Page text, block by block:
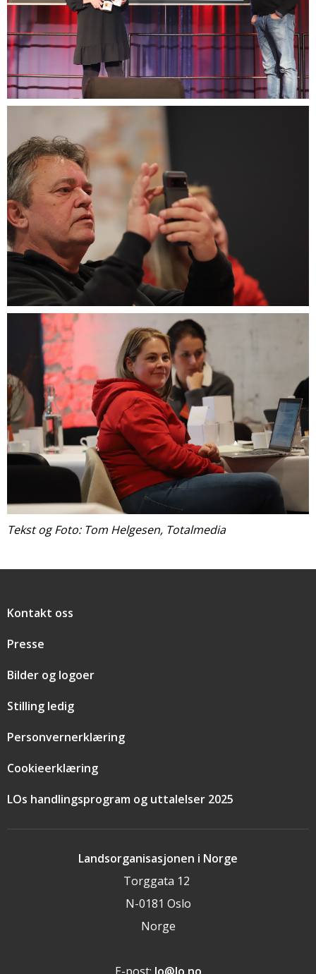
Tekst og Foto: Tom Helgesen, Totalmedia
Landsorganisasjonen i Norge
Torggata 12
N-0181 Oslo
Norge
Snarveier
Kontakt oss
Presse
Bilder og logoer
Stilling ledig
Personvernerklæring
Cookieerklæring
LOs handlingsprogram og uttalelser 2025